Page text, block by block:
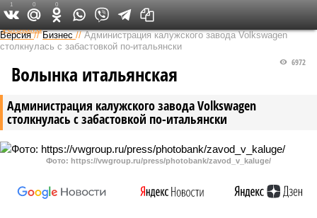
Федеральный выпуск
Версия //Бизнес //Администрация калужского завода Volkswagen
столкнулась с забастовкой по-итальянски
Администрация калужского завода Volkswagen
столкнулась с забастовкой по-итальянски
6972
Волынка итальянская
Фото: https://vwgroup.ru/press/photobank/zavod_v_kaluge/
1 0 0